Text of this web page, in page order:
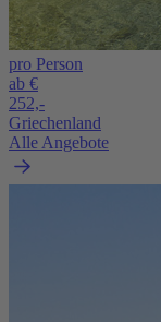
pro Person
ab €
252,-
Griechenland
Alle Angebote